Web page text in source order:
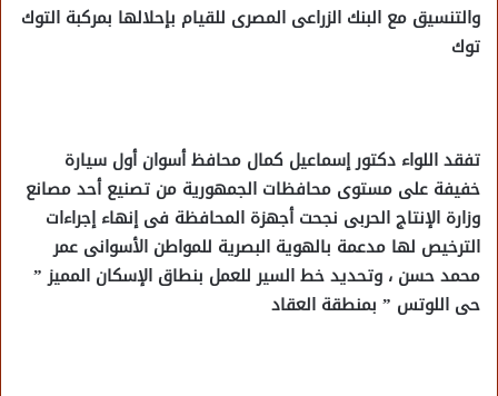
والتنسيق مع البنك الزراعى المصرى للقيام بإحلالها بمركبة التوك
توك
تفقد اللواء دكتور إسماعيل كمال محافظ أسوان أول سيارة
خفيفة على مستوى محافظات الجمهورية من تصنيع أحد مصانع
وزارة الإنتاج الحربى نجحت أجهزة المحافظة فى إنهاء إجراءات
الترخيص لها مدعمة بالهوية البصرية للمواطن الأسوانى عمر
محمد حسن ، وتحديد خط السير للعمل بنطاق الإسكان المميز ”
حى اللوتس ” بمنطقة العقاد